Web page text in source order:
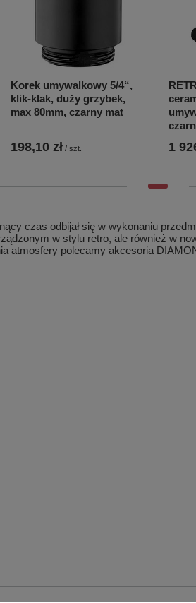
Korek umywalkowy 5/4“,
klik-klak, duży grzybek,
max 80mm, czarny mat
198,10 zł / szt. 1
czas odbijał się w wykonaniu
w stylu retro, ale również w
atmosfery polecamy akcesoria